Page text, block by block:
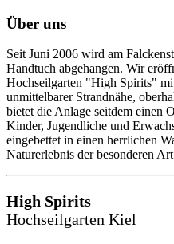
Über uns
Seit Juni 2006 wird am
Handtuch abgehangen. Wir
Hochseilgarten "High Spirits"
unmittelbarer Strandnähe,
bietet die Anlage seitdem einen
Kinder, Jugendliche und
eingebettet in einen herrlichen
Naturerlebnis der besonderen
High Spirits
Hochseilgarten Kiel